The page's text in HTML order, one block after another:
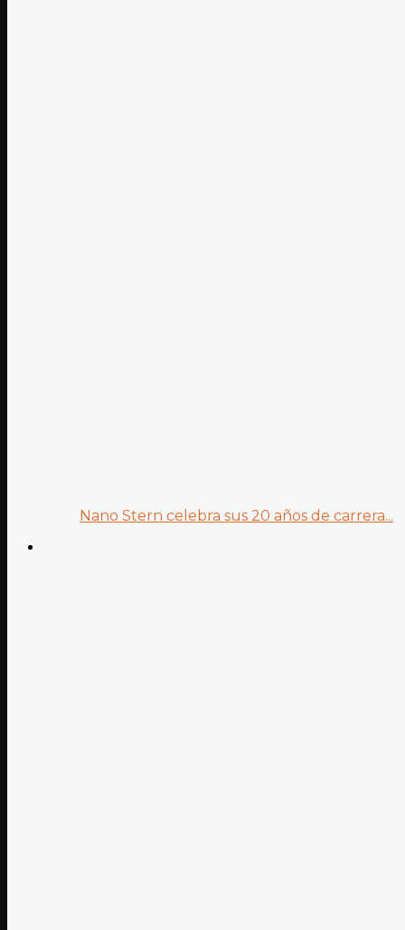
Nano Stern celebra sus 20 años de carrera...